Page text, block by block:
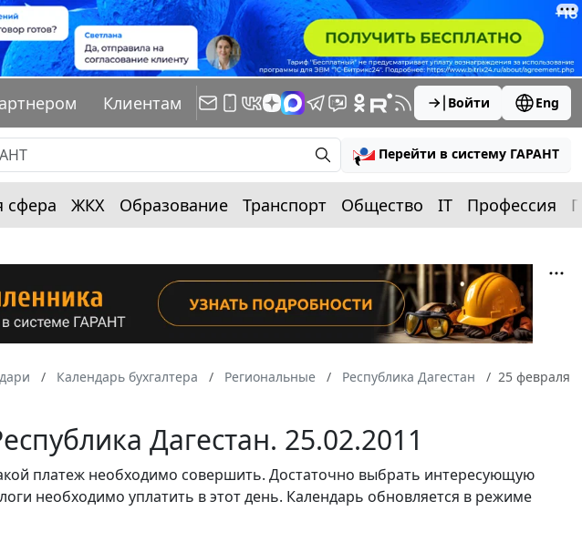
Клиентам Войти Eng
Перейти в систему ГАРАНТ
сфера ЖКХ Образование Транспорт Общество IT Профессия
Календарь бухгалтера Региональные Республика Дагестан
25 февраля
Дагестан. 25.02.2011
платеж необходимо совершить. Достаточно выбрать интересующую
необходимо уплатить в этот день. Календарь обновляется в режиме